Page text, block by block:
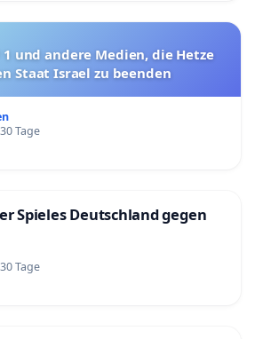
1 und andere Medien, die Hetze
Staat Israel zu beenden
Tage
Spieles Deutschland gegen
Tage